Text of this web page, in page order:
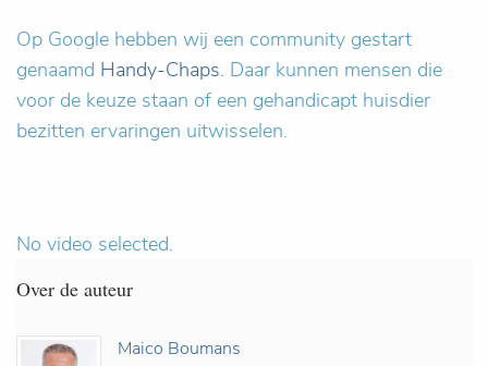
Op Google hebben wij een community gestart
genaamd Handy-Chaps. Daar kunnen mensen die
voor de keuze staan of een gehandicapt huisdier
bezitten ervaringen uitwisselen.
No video selected.
Over de auteur
Maico Boumans